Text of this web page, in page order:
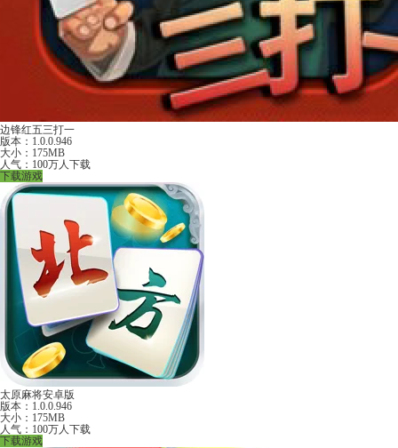
边锋红五三打一
版本：1.0.0.946
大小：175MB
人气：100万人下载
下载游戏
太原麻将安卓版
版本：1.0.0.946
大小：175MB
人气：100万人下载
下载游戏